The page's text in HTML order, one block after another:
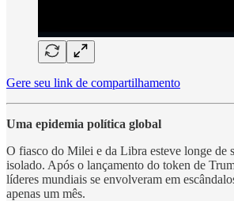
Gere seu link de compartilhamento
Uma epidemia política global
O fiasco do Milei e da Libra esteve longe de
isolado. Após o lançamento do token de
líderes mundiais se envolveram em
apenas um mês.